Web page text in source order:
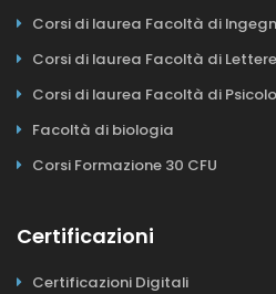
Corsi di laurea Facoltà di
Corsi di laurea Facoltà di Lettere
Corsi di laurea Facoltà di
Facoltà di biologia
Corsi Formazione 30 CFU
Certificazioni
Certificazioni Digitali